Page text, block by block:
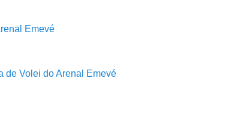
Emevé
de Volei do Arenal Emevé